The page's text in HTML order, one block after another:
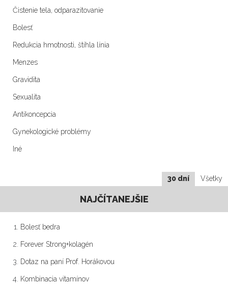
Čistenie tela, odparazitovanie
Bolesť
Redukcia hmotnosti, štíhla línia
Menzes
Gravidita
Sexualita
Antikoncepcia
Gynekologické problémy
Iné
30 dní Všetky
NAJČÍTANEJŠIE
Bolesť bedra
Forever Strong+kolagén
Dotaz na paní Prof. Horákovou
Kombinacia vitamínov